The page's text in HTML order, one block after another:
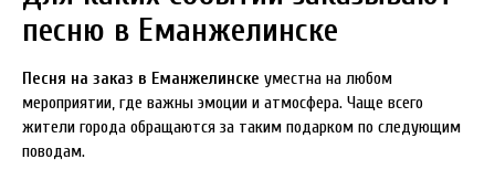
песню в Еманжелинске
Песня на заказ в Еманжелинске уместна на любом
мероприятии, где важны эмоции и атмосфера. Чаще всего
жители города обращаются за таким подарком по следующим
поводам.